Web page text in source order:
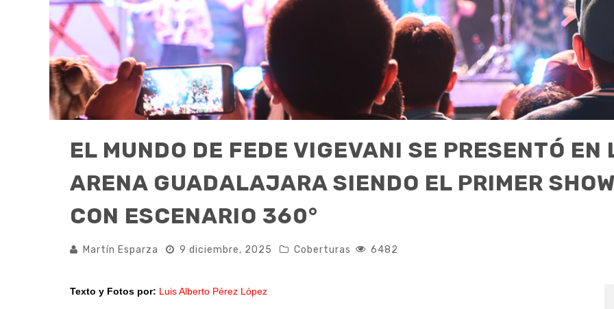
EL MUNDO DE FEDE VIGEVANI SE PRESENTÓ EN
ARENA GUADALAJARA SIENDO EL PRIMER SHOW
CON ESCENARIO 360°
Martín Esparza 9 diciembre, 2025 Coberturas 6482
Texto y Fotos por: Luis Alberto Pérez López